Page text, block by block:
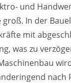
und
groß. In der
mit
was zu
nach